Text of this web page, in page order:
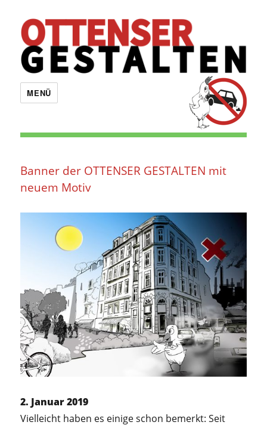
OTTENSER GESTALTEN
MENÜ
Banner der OTTENSER GESTALTEN mit
neuem Motiv
2. Januar 2019
Vielleicht haben es einige schon bemerkt: Seit